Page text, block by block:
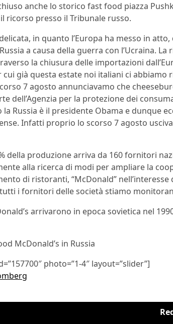
anche lo storico fast food piazza
ricorso presso il Tribunale russo.
in quanto l’Europa ha messo in
a causa della guerra con l’Ucraina.
la chiusura delle importazioni
cui già questa estate noi italiani ci
7 agosto annunciavamo che
dell’Agenzia per la protezione dei
Russia è il presidente Obama e dunque
Infatti proprio lo scorso 7 agosto
della produzione arriva da 160 fornitori
alla ricerca di modi per ampliare la
di ristoranti, “McDonald”
tutti i fornitori delle società stiamo
arrivarono in epoca sovietica nel
McDonald’s in Russia
photo=”1-4″ layout=”slider”]